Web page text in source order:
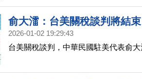
情，台股一度上漲超過1千6百點，創
現在全球市場圍繞「川普投顧」。
俞大㵢：台美關稅談判將結
勳傳1/30訪台 親自出席輝達
整！2026年或不發表iPhone
2026-01-02 19:29:43
台美關稅談判，中華民國駐美代表俞大